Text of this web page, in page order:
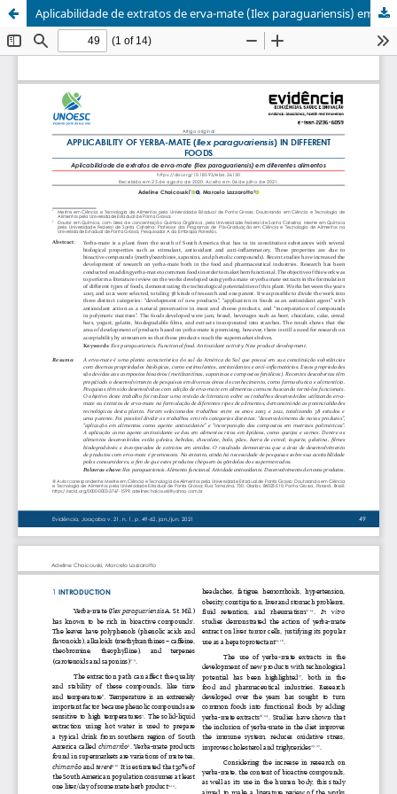
Aplicabilidade de extratos de erva-mate (Ilex paraguariensis) em diferentes alimentos